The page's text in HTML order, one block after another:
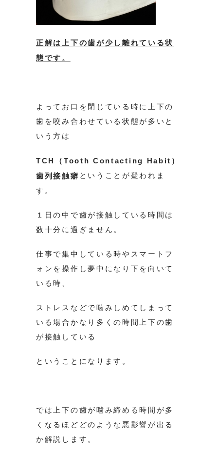
正解は上下の歯が少し離れている状
態です。
よってお口を閉じている時に上下の
歯を咬み合わせている状態が多いと
いう方は
TCH（Tooth Contacting Habit）
歯列接触癖 ということが疑われま
す。
１日の中で歯が接触している時間は
数十分に過ぎません。
仕事で集中している時やスマートフ
ォンを操作し夢中になり下を向いて
いる時、
ストレスなどで噛みしめてしまって
いる場合かなり多くの時間上下の歯
が接触している
ということになります。
では上下の歯が噛み締める時間が多
くなるほどどのような悪影響が出る
か解説します。